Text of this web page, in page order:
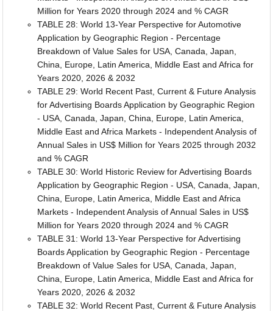
Million for Years 2020 through 2024 and % CAGR
TABLE 28: World 13-Year Perspective for Automotive
Application by Geographic Region - Percentage
Breakdown of Value Sales for USA, Canada, Japan,
China, Europe, Latin America, Middle East and Africa for
Years 2020, 2026 & 2032
TABLE 29: World Recent Past, Current & Future Analysis
for Advertising Boards Application by Geographic Region
- USA, Canada, Japan, China, Europe, Latin America,
Middle East and Africa Markets - Independent Analysis of
Annual Sales in US$ Million for Years 2025 through 2032
and % CAGR
TABLE 30: World Historic Review for Advertising Boards
Application by Geographic Region - USA, Canada, Japan,
China, Europe, Latin America, Middle East and Africa
Markets - Independent Analysis of Annual Sales in US$
Million for Years 2020 through 2024 and % CAGR
TABLE 31: World 13-Year Perspective for Advertising
Boards Application by Geographic Region - Percentage
Breakdown of Value Sales for USA, Canada, Japan,
China, Europe, Latin America, Middle East and Africa for
Years 2020, 2026 & 2032
TABLE 32: World Recent Past, Current & Future Analysis